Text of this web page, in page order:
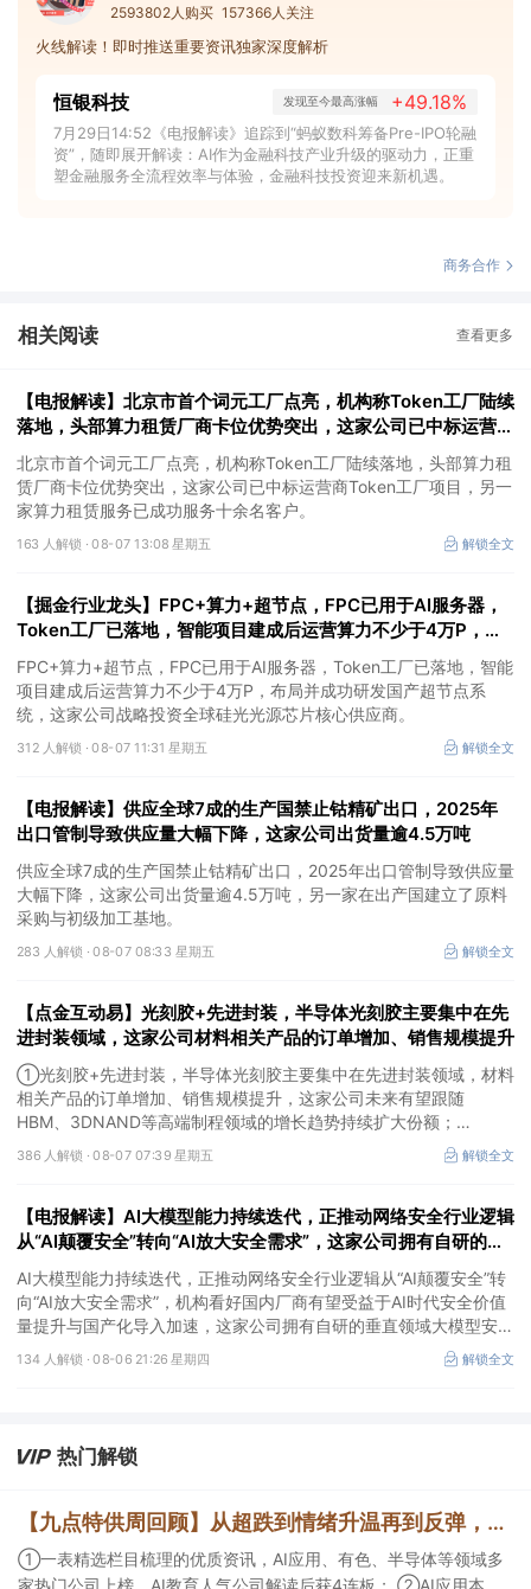
2593802人购买 157366人关注
火线解读！即时推送重要资讯独家深度解析
恒银科技 发现至今最高涨幅 +49.18%
7月29日14:52《电报解读》追踪到“蚂蚁数科筹备Pre-IPO轮融
资”，随即展开解读：AI作为金融科技产业升级的驱动力，正重
塑金融服务全流程效率与体验，金融科技投资迎来新机遇。
商务合作
相关阅读 查看更多
【电报解读】北京市首个词元工厂点亮，机构称Token工厂陆续
落地，头部算力租赁厂商卡位优势突出，这家公司已中标运营商
Token工厂项目
北京市首个词元工厂点亮，机构称Token工厂陆续落地，头部算力租
赁厂商卡位优势突出，这家公司已中标运营商Token工厂项目，另一
家算力租赁服务已成功服务十余名客户。
163 人解锁 ·08-07 13:08 星期五 解锁全文
【掘金行业龙头】FPC+算力+超节点，FPC已用于AI服务器，
Token工厂已落地，智能项目建成后运营算力不少于4万P，这
家公司布局并成功研发国产超节点系统
FPC+算力+超节点，FPC已用于AI服务器，Token工厂已落地，智能
项目建成后运营算力不少于4万P，布局并成功研发国产超节点系
统，这家公司战略投资全球硅光光源芯片核心供应商。
312 人解锁 ·08-07 11:31 星期五 解锁全文
【电报解读】供应全球7成的生产国禁止钴精矿出口，2025年
出口管制导致供应量大幅下降，这家公司出货量逾4.5万吨
供应全球7成的生产国禁止钴精矿出口，2025年出口管制导致供应量
大幅下降，这家公司出货量逾4.5万吨，另一家在出产国建立了原料
采购与初级加工基地。
283 人解锁 ·08-07 08:33 星期五 解锁全文
【点金互动易】光刻胶+先进封装，半导体光刻胶主要集中在先
进封装领域，这家公司材料相关产品的订单增加、销售规模提升
①光刻胶+先进封装，半导体光刻胶主要集中在先进封装领域，材料
相关产品的订单增加、销售规模提升，这家公司未来有望跟随
HBM、3DNAND等高端制程领域的增长趋势持续扩大份额；
②华为+高速连接器，这家公司是深耕连接器国产核心骨干，高速互
联产品已对接导入国内头部AI服务器厂商，深度绑定华为供应链。
386 人解锁 ·08-07 07:39 星期五 解锁全文
【电报解读】AI大模型能力持续迭代，正推动网络安全行业逻辑
从“AI颠覆安全”转向“AI放大安全需求”，这家公司拥有自研的垂
直领域大模型安全GPT
AI大模型能力持续迭代，正推动网络安全行业逻辑从“AI颠覆安全”转
向“AI放大安全需求”，机构看好国内厂商有望受益于AI时代安全价值
量提升与国产化导入加速，这家公司拥有自研的垂直领域大模型安全
GPT，另一家在数据安全及网络安全上有完整的软硬件解决方案。
134 人解锁 ·08-06 21:26 星期四 解锁全文
热门解锁
【九点特供周回顾】从超跌到情绪升温再到反弹，栏目梳理AI应用题材逻辑，AI教育人气公司解读后获4连板
①一表精选栏目梳理的优质资讯，AI应用、有色、半导体等领域多
家热门公司上榜，AI教育人气公司解读后获4连板； ②AI应用本周